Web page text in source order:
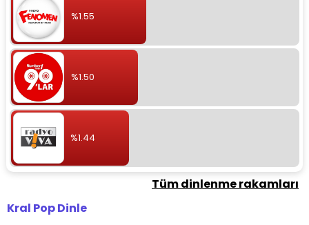
%1.55
%1.50
%1.44
Tüm dinlenme rakamları
Kral Pop Dinle